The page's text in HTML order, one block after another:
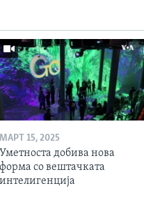
МАРТ 15, 2025
Уметноста добива нова
форма со вештачката
интелигенција